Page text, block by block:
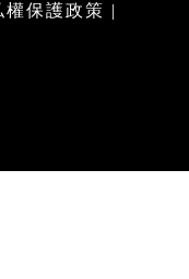
權保護政策 |